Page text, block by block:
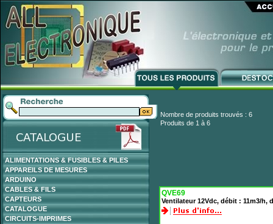
ALIMENTATIONS & FUSIBLES & PILES
APPAREILS DE MESURES
ARDUINO
CABLES & FILS
CAPTEURS
CATALOGUE
CIRCUITS-IMPRIMES
Nombre de produits trouvés : 6
Produits de 1 à 6
QVE69
Ventilateur 12Vdc, débit : 11m3/h,